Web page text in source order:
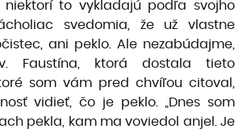
niektorí to vykladajú podľa svojho
svedomia, že už vlastne
ani peklo. Ale nezabúdajme,
Faustína, ktorá dostala tieto
som vám pred chvíľou citoval,
vidieť, čo je peklo. „Dnes som
pekla, kam ma voviedol anjel. Je